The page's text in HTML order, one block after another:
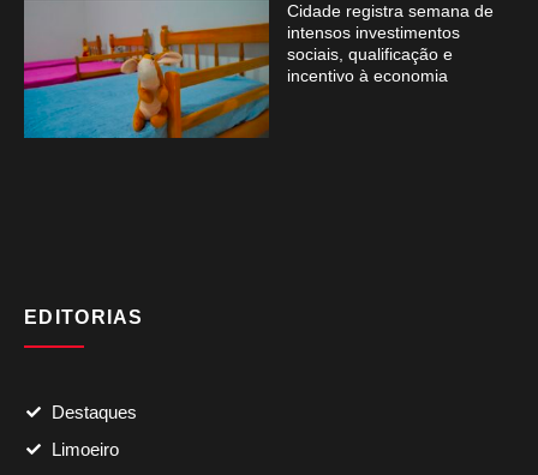
Cidade registra semana de
intensos investimentos
sociais, qualificação e
incentivo à economia
EDITORIAS
Destaques
Limoeiro